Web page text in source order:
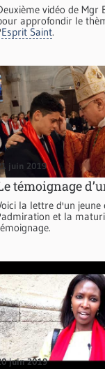
vidéo de Mgr
approfondir le
Esprit Saint.
juin 2019
témoignage
la lettre d'un
et la
juin 2019